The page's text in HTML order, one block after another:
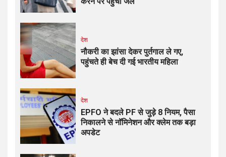
देश
नौकरी का झांसा देकर पुर्तगाल ले गए,
पहुंचते ही बेच दी गई भारतीय महिला
देश
EPFO ने बदले PF से जुड़े 8 नियम, पैसा
निकालने से नॉमिनेशन और क्लेम तक बड़ा
अपडेट